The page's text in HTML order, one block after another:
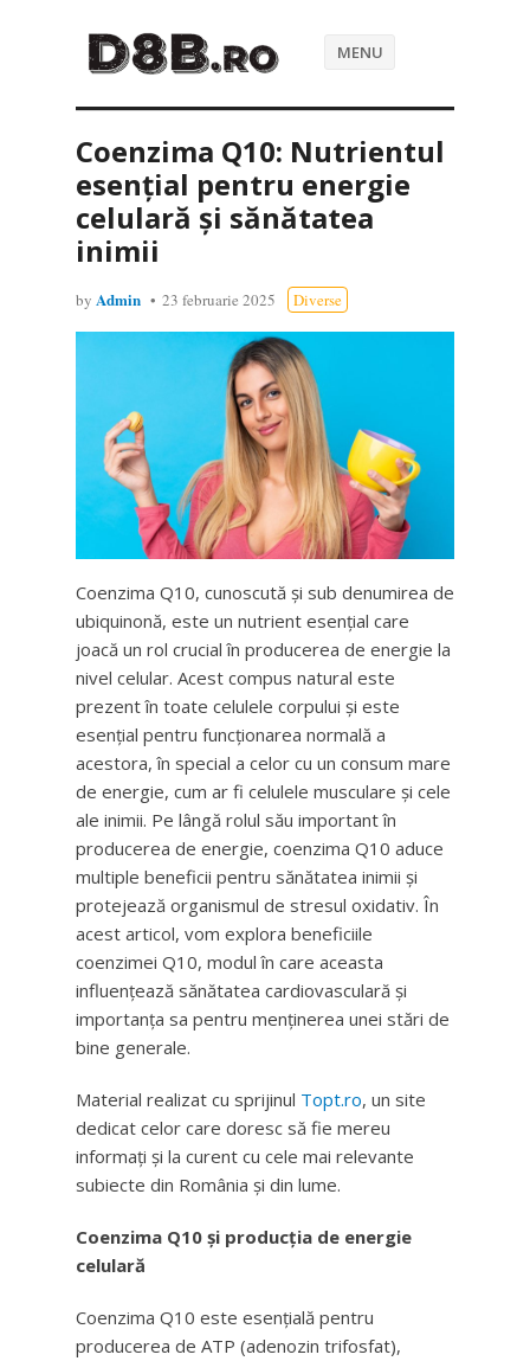
MENU
Coenzima Q10: Nutrientul
esențial pentru energie
celulară și sănătatea
inimii
by Admin 23 februarie 2025 Diverse
Coenzima Q10, cunoscută și sub denumirea de
ubiquinonă, este un nutrient esențial care
joacă un rol crucial în producerea de energie la
nivel celular. Acest compus natural este
prezent în toate celulele corpului și este
esențial pentru funcționarea normală a
acestora, în special a celor cu un consum mare
de energie, cum ar fi celulele musculare și cele
ale inimii. Pe lângă rolul său important în
producerea de energie, coenzima Q10 aduce
multiple beneficii pentru sănătatea inimii și
protejează organismul de stresul oxidativ. În
acest articol, vom explora beneficiile
coenzimei Q10, modul în care aceasta
influențează sănătatea cardiovasculară și
importanța sa pentru menținerea unei stări de
bine generale.
Material realizat cu sprijinul Topt.ro, un site
dedicat celor care doresc să fie mereu
informați și la curent cu cele mai relevante
subiecte din România și din lume.
Coenzima Q10 și producția de energie
celulară
Coenzima Q10 este esențială pentru
producerea de ATP (adenozin trifosfat),